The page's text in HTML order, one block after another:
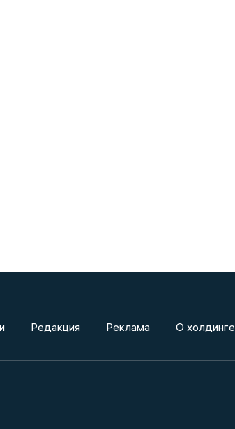
Редакция Реклама О холдинге